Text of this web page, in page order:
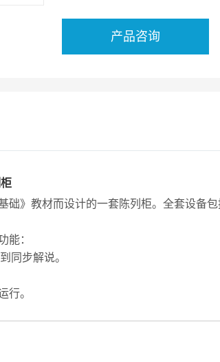
产品咨询
》教材而设计的一套陈列柜。全套设备包
能：
同步解说。
行。